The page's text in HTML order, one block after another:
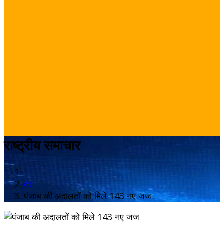
राष्ट्रीय समाचार
देश
पंजाब की अदालतों को मिले 143 नए जज